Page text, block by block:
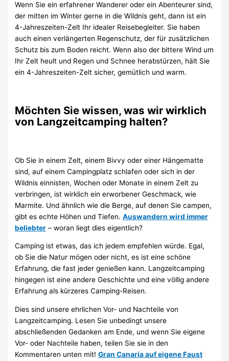
Wenn Sie ein erfahrener Wanderer oder ein Abenteurer sind,
der mitten im Winter gerne in die Wildnis geht, dann ist ein
4-Jahreszeiten-Zelt Ihr idealer Reisebegleiter. Sie haben
auch einen verlängerten Regenschutz, der für zusätzlichen
Schutz bis zum Boden reicht. Wenn also der bittere Wind um
Ihr Zelt heult und Regen und Schnee herabstürzen, hält Sie
ein 4-Jahreszeiten-Zelt sicher, gemütlich und warm.
Möchten Sie wissen, was wir wirklich
von Langzeitcamping halten?
Ob Sie in einem Zelt, einem Bivvy oder einer Hängematte
sind, auf einem Campingplatz schlafen oder sich in der
Wildnis einnisten, Wochen oder Monate in einem Zelt zu
verbringen, ist wirklich ein erworbener Geschmack, wie
Marmite. Und ähnlich wie die Berge, auf denen Sie campen,
gibt es echte Höhen und Tiefen.Auswandern wird immer
beliebter – woran liegt dies eigentlich?
Camping ist etwas, das ich jedem empfehlen würde. Egal,
ob Sie die Natur mögen oder nicht, es ist eine schöne
Erfahrung, die fast jeder genießen kann. Langzeitcamping
hingegen ist eine andere Geschichte und eine völlig andere
Erfahrung als kürzeres Camping-Reisen.
Dies sind unsere ehrlichen Vor- und Nachteile von
Langzeitcamping. Lesen Sie unbedingt unsere
abschließenden Gedanken am Ende, und wenn Sie eigene
Vor- oder Nachteile haben, teilen Sie sie in den
Kommentaren unten mit!Gran Canaria auf eigene Faust